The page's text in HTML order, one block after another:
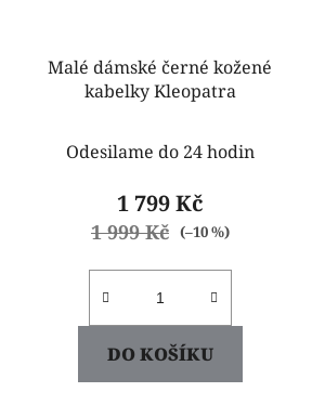
Malé dámské černé kožené
kabelky Kleopatra
Odesilame do 24 hodin
1 799 Kč
1 999 Kč (–10 %)
DO KOŠÍKU